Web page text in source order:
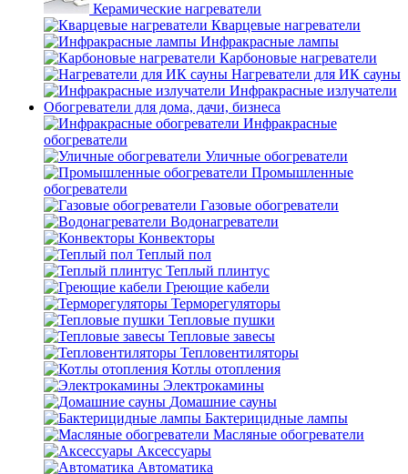
Керамические нагреватели
Кварцевые нагреватели
Инфракрасные лампы
Карбоновые нагреватели
Нагреватели для ИК сауны
Инфракрасные излучатели
Обогреватели для дома, дачи, бизнеса
Инфракрасные
обогреватели
Уличные обогреватели
Промышленные
обогреватели
Газовые обогреватели
Водонагреватели
Конвекторы
Теплый пол
Теплый плинтус
Греющие кабели
Терморегуляторы
Тепловые пушки
Тепловые завесы
Тепловентиляторы
Котлы отопления
Электрокамины
Домашние сауны
Бактерицидные лампы
Масляные обогреватели
Аксессуары
Автоматика